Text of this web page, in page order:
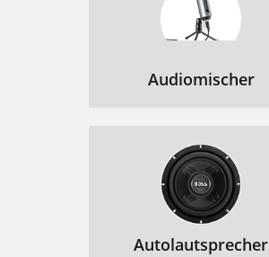
Audiomischer
Autolautsprecher